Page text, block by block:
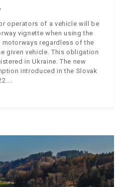
operators of a vehicle will be
vignette when using the
regardless of the
given vehicle. This obligation
in Ukraine. The new
introduced in the Slovak